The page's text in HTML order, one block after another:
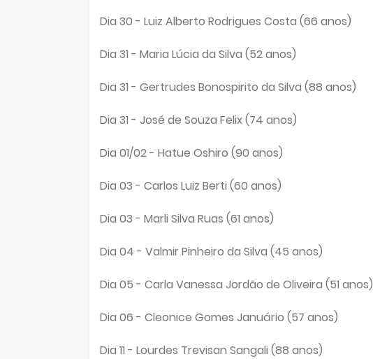
Dia 30 - Luiz Alberto Rodrigues Costa (66 anos)
Dia 31 - Maria Lúcia da Silva (52 anos)
Dia 31 - Gertrudes Bonospirito da Silva (88 anos)
Dia 31 - José de Souza Felix (74 anos)
Dia 01/02 - Hatue Oshiro (90 anos)
Dia 03 - Carlos Luiz Berti (60 anos)
Dia 03 - Marli Silva Ruas (61 anos)
Dia 04 - Valmir Pinheiro da Silva (45 anos)
Dia 05 - Carla Vanessa Jordão de Oliveira (51 anos)
Dia 06 - Cleonice Gomes Januário (57 anos)
Dia 11 - Lourdes Trevisan Sangali (88 anos)